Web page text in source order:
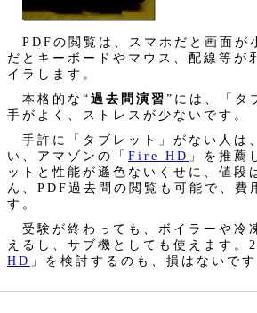
PDFの閲覧は、スマホだと画面が
だとキーボードやマウス、配線等が
イラします。
本格的な“過去問演習”には、「タ
手がよく、ストレスが少ないです。
手許に「タブレット」がない人は
い、アマゾンの「 Fire HD 」を推薦
ットと性能が遜色ないくせに、値段
ん、PDF過去問の閲覧も可能で、費
す。
受験が終わっても、ボイラーや冷
えるし、サブ機としても使えます。
HD 」を検討するのも、損はないです